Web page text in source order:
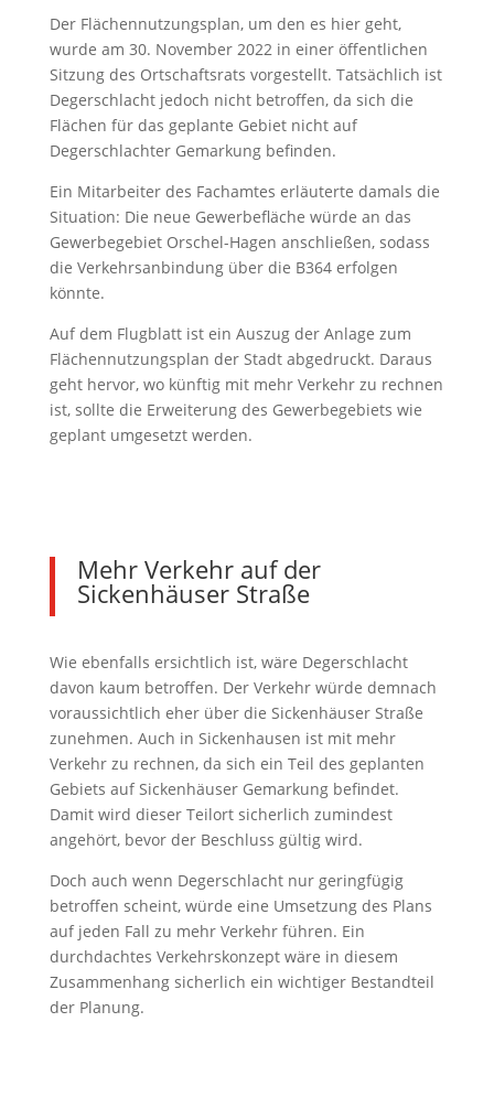
Der Flächennutzungsplan, um den es hier geht,
wurde am 30. November 2022 in einer öffentlichen
Sitzung des Ortschaftsrats vorgestellt. Tatsächlich ist
Degerschlacht jedoch nicht betroffen, da sich die
Flächen für das geplante Gebiet nicht auf
Degerschlachter Gemarkung befinden.
Ein Mitarbeiter des Fachamtes erläuterte damals die
Situation: Die neue Gewerbefläche würde an das
Gewerbegebiet Orschel-Hagen anschließen, sodass
die Verkehrsanbindung über die B364 erfolgen
könnte.
Auf dem Flugblatt ist ein Auszug der Anlage zum
Flächennutzungsplan der Stadt abgedruckt. Daraus
geht hervor, wo künftig mit mehr Verkehr zu rechnen
ist, sollte die Erweiterung des Gewerbegebiets wie
geplant umgesetzt werden.
Mehr Verkehr auf der
Sickenhäuser Straße
Wie ebenfalls ersichtlich ist, wäre Degerschlacht
davon kaum betroffen. Der Verkehr würde demnach
voraussichtlich eher über die Sickenhäuser Straße
zunehmen. Auch in Sickenhausen ist mit mehr
Verkehr zu rechnen, da sich ein Teil des geplanten
Gebiets auf Sickenhäuser Gemarkung befindet.
Damit wird dieser Teilort sicherlich zumindest
angehört, bevor der Beschluss gültig wird.
Doch auch wenn Degerschlacht nur geringfügig
betroffen scheint, würde eine Umsetzung des Plans
auf jeden Fall zu mehr Verkehr führen. Ein
durchdachtes Verkehrskonzept wäre in diesem
Zusammenhang sicherlich ein wichtiger Bestandteil
der Planung.